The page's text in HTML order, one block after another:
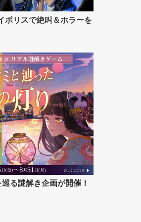
ポリスで絶叫＆ホラーを
る謎解き企画が開催！